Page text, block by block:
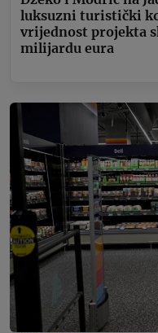
luksuzni turistički
vrijednost projekta
milijardu eura